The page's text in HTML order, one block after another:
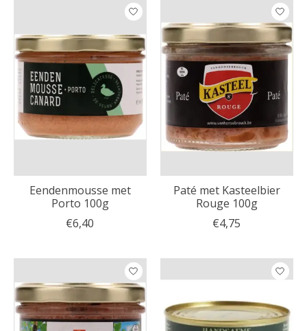
Eendenmousse met
Porto 100g
€6,40
Paté met Kasteelbier
Rouge 100g
€4,75